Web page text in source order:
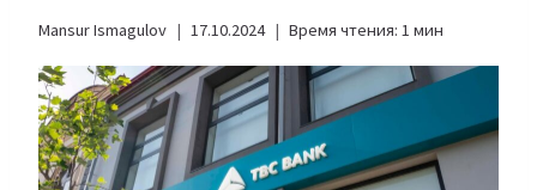
Mansur Ismagulov 17.10.2024 Время чтения: 1 мин